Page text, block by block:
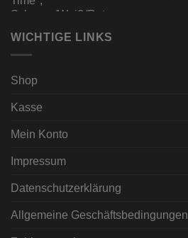
WICHTIGE LINKS
Shop
Kasse
Mein Konto
Impressum
Datenschutzerklärung
Allgemeine Geschäftsbedingungen